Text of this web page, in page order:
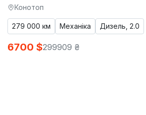
Конотоп
279 000 км Механіка Дизель, 2.0
6700 $299909 ₴